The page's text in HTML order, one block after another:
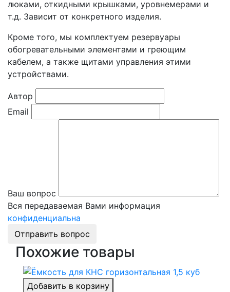
люками, откидными крышками, уровнемерами и
т.д. Зависит от конкретного изделия.
Кроме того, мы комплектуем резервуары
обогревательными элементами и греющим
кабелем, а также щитами управления этими
устройствами.
Автор
Email
Ваш вопрос
Вся передаваемая Вами информация
конфиденциальна
Отправить вопрос
Похожие товары
Добавить в корзину